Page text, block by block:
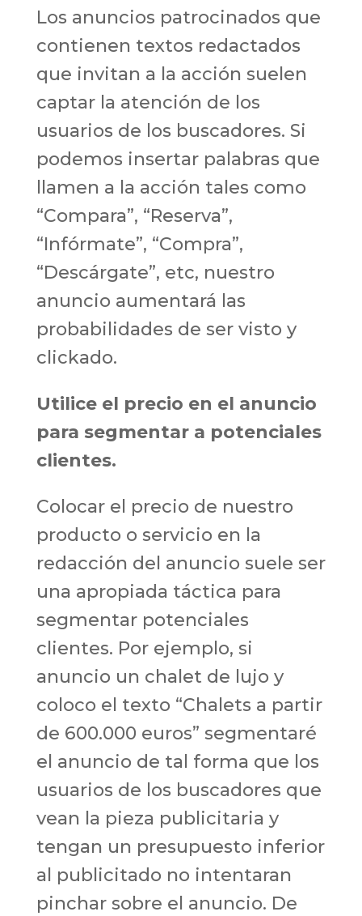
Los anuncios patrocinados que
contienen textos redactados
que invitan a la acción suelen
captar la atención de los
usuarios de los buscadores. Si
podemos insertar palabras que
llamen a la acción tales como
“Compara”, “Reserva”,
“Infórmate”, “Compra”,
“Descárgate”, etc, nuestro
anuncio aumentará las
probabilidades de ser visto y
clickado.
Utilice el precio en el anuncio
para segmentar a potenciales
clientes.
Colocar el precio de nuestro
producto o servicio en la
redacción del anuncio suele ser
una apropiada táctica para
segmentar potenciales
clientes. Por ejemplo, si
anuncio un chalet de lujo y
coloco el texto “Chalets a partir
de 600.000 euros” segmentaré
el anuncio de tal forma que los
usuarios de los buscadores que
vean la pieza publicitaria y
tengan un presupuesto inferior
al publicitado no intentaran
pinchar sobre el anuncio. De